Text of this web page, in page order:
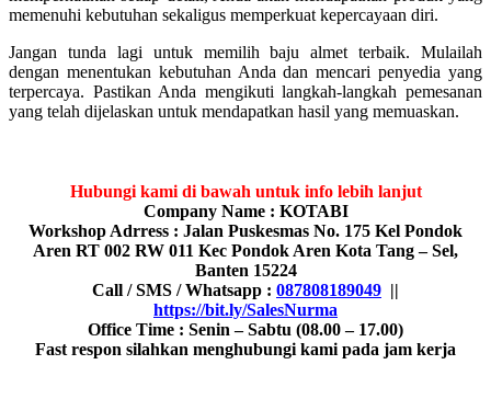
memenuhi kebutuhan sekaligus memperkuat kepercayaan diri.
Jangan tunda lagi untuk memilih baju almet terbaik. Mulailah
dengan menentukan kebutuhan Anda dan mencari penyedia yang
terpercaya. Pastikan Anda mengikuti langkah-langkah pemesanan
yang telah dijelaskan untuk mendapatkan hasil yang memuaskan.
Hubungi kami di bawah untuk info lebih lanjut
Company Name : KOTABI
Workshop Adrress : Jalan Puskesmas No. 175 Kel Pondok
Aren RT 002 RW 011 Kec Pondok Aren Kota Tang – Sel,
Banten 15224
Call / SMS / Whatsapp : 087808189049 ||
https://bit.ly/SalesNurma
Office Time : Senin – Sabtu (08.00 – 17.00)
Fast respon silahkan menghubungi kami pada jam kerja